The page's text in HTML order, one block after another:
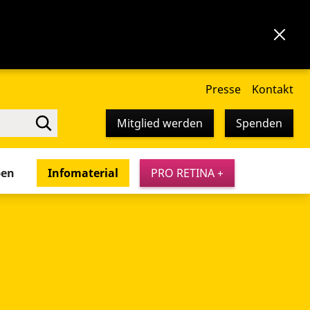
Presse Kontakt
Mitglied werden Spenden
Infomaterial PRO RETINA +